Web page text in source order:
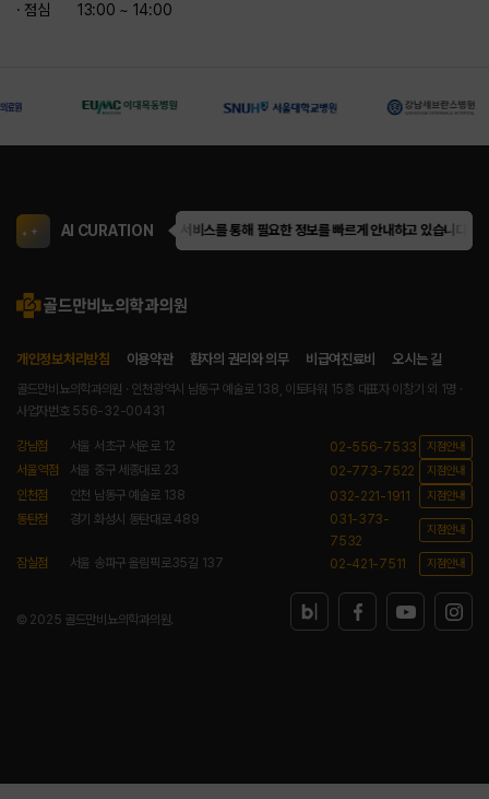
· 점심
13:00 ~ 14:00
AI CURATION
골드만은 AI 큐레이션 서비스를 통해 필요한 정보를 빠르게 안내하고 있습니다.
개인정보처리방침 이용약관 환자의 권리와 의무 비급여진료비 오시는 길
골드만비뇨의학과의원 · 인천광역시 남동구 예술로 138, 이토타워 15층 대표자 이창기 외 1명 ·
사업자번호 556-32-00431
강남점 서울 서초구 서운로 12 02-556-7533 지점안내
서울역점 서울 중구 세종대로 23 02-773-7522 지점안내
인천점 인천 남동구 예술로 138 032-221-1911 지점안내
동탄점 경기 화성시 동탄대로 489
031-373-
7532
지점안내
잠실점 서울 송파구 올림픽로35길 137 02-421-7511 지점안내
© 2025 골드만비뇨의학과의원.